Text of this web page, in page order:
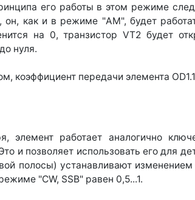
его работы в этом режиме
он, как и в режиме "AM", будет
на 0, транзистор VT2 будет
нуля.
коэффициент передачи элемента
элемент работает аналогично
и позволяет использовать его для
полосы) устанавливают
"CW, SSB" равен 0,5...1.